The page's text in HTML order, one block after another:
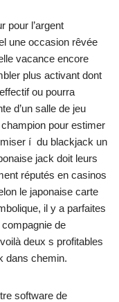
pour l’argent
une occasion rêvée
vacance encore
plus activant dont
ou pourra
d’un salle de jeu
pour estimer
í du blackjack un
jack doit leurs
réputés en casinos
le japonaise carte
il y a parfaites
de
deux s profitables
dans chemin.
software de